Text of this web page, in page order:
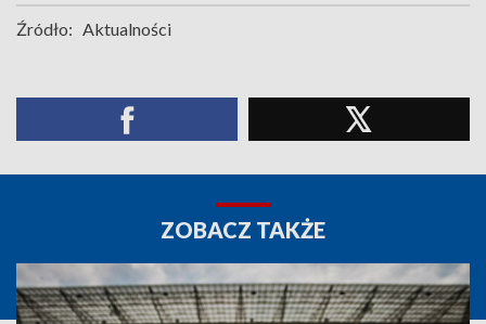
Źródło: Aktualności
ZOBACZ TAKŻE